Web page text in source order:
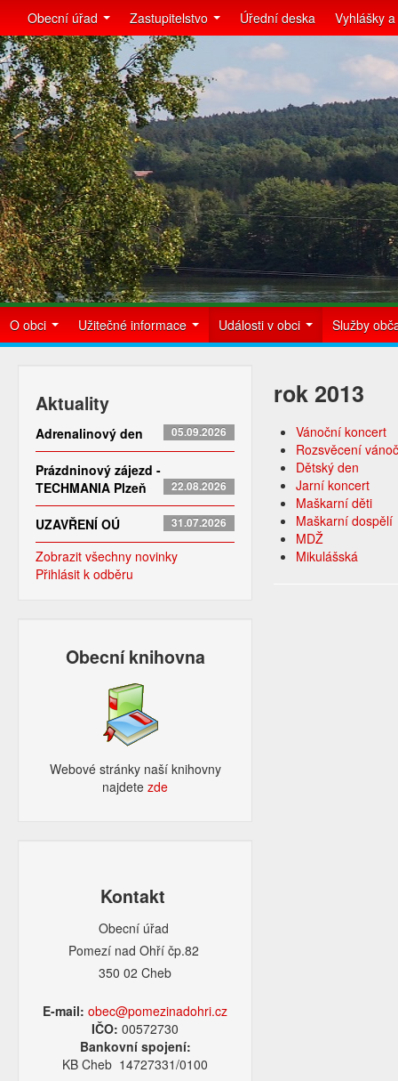
Obecní úřad Zastupitelstvo Úřední deska Vyhlášky
O obci Užitečné informace Události v obci Služby
Aktuality
Adrenalinový den 05.09.2026
Prázdninový zájezd -
TECHMANIA Plzeň
22.08.2026
UZAVŘENÍ OÚ 31.07.2026
Zobrazit všechny novinky
Přihlásit k odběru
Obecní knihovna
Webové stránky naší knihovny
najdetezde​
Kontakt
Obecní úřad
Pomezí nad Ohří čp.82
350 02 Cheb
E-mail: obec@pomezinadohri.cz
IČO:00572730
Bankovní spojení:
KB Cheb 14727331/0100
rok 2013
Vánoční koncert
Rozsvěcení
Dětský den
Jarní koncert
Maškarní děti
Maškarní dospělí
MDŽ
Mikulášská